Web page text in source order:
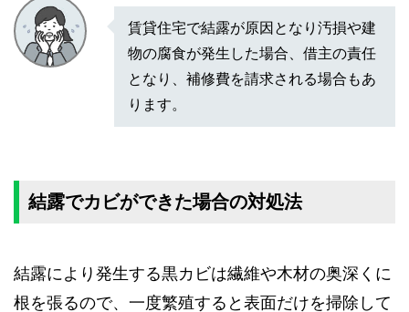
賃貸住宅で結露が原因となり汚損や建
物の腐食が発生した場合、借主の責任
となり、補修費を請求される場合もあ
ります。
結露でカビができた場合の対処法
結露により発生する黒カビは繊維や木材の奥深くに
根を張るので、一度繁殖すると表面だけを掃除して